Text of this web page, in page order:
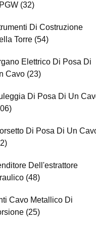
(32)
Di Costruzione
Torre (54)
Elettrico Di Posa Di
Cavo (23)
Di Posa Di Un
Di Posa Di Un
Dell'estrattore
(48)
Cavo Metallico Di
(25)